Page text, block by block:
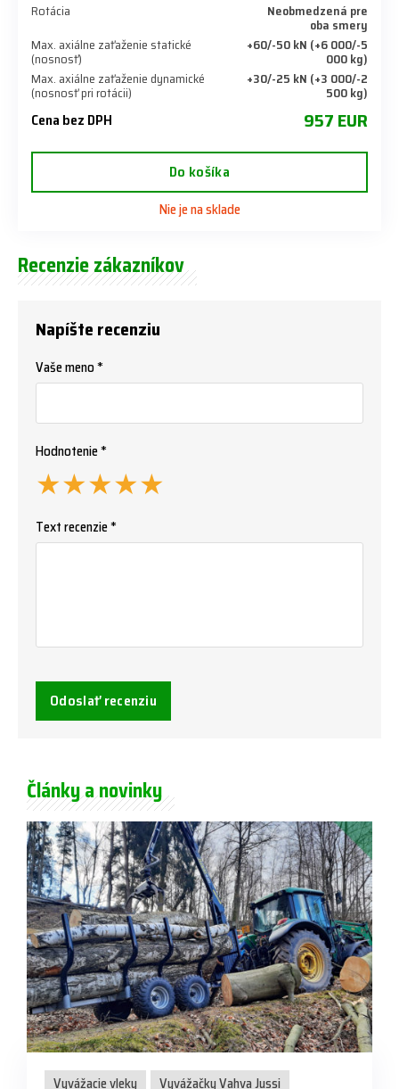
Rotácia Neobmedzená pre
oba smery
Max. axiálne zaťaženie statické
(nosnosť)
+60/-50 kN (+6 000/-5
000 kg)
Max. axiálne zaťaženie dynamické
(nosnosť pri rotácii)
+30/-25 kN (+3 000/-2
500 kg)
Cena bez DPH 957 EUR
Do košíka
Nie je na sklade
Recenzie zákazníkov
Napíšte recenziu
Vaše meno *
Hodnotenie *
★
★
★
★
★
Text recenzie *
Odoslať recenziu
Články a novinky
Vyvážacie vleky Vyvážačky Vahva Jussi